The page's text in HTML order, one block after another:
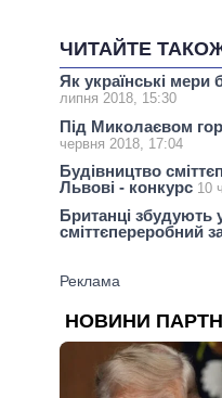
ЧИТАЙТЕ
Як українські мери
липня 2018, 15:30
Під Миколаєвом
червня 2018, 17:04
Будівництво
Львові - конкурс 10
Британці збудують
сміттєпереробний